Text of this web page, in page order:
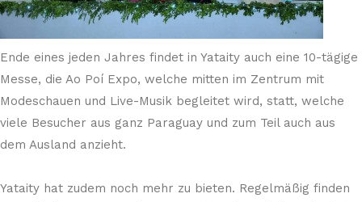
Ende eines jeden Jahres findet in Yataity auch eine 10-tägige
Messe, die Ao Poí Expo, welche mitten im Zentrum mit
Modeschauen und Live-Musik begleitet wird, statt, welche
viele Besucher aus ganz Paraguay und zum Teil auch aus
dem Ausland anzieht.
Yataity hat zudem noch mehr zu bieten. Regelmäßig finden